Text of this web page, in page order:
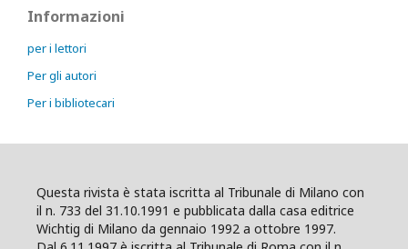
Informazioni
per i lettori
Per gli autori
Per i bibliotecari
Questa rivista è stata iscritta al Tribunale di Milano con
il n. 733 del 31.10.1991 e pubblicata dalla casa editrice
Wichtig di Milano da gennaio 1992 a ottobre 1997.